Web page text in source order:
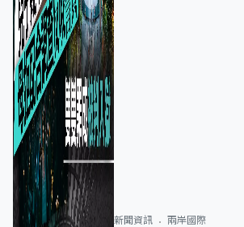
新聞資訊 兩岸國際